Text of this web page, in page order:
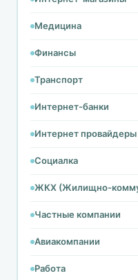
Медицина
Финансы
Транспорт
Интернет-банки
Интернет провайдеры
Социалка
ЖКХ (Жилищно-
Частные компании
Авиакомпании
Работа